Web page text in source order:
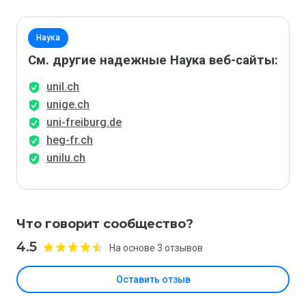
Наука
См. другие надежные Наука веб-сайты:
unil.ch
unige.ch
uni-freiburg.de
heg-fr.ch
unilu.ch
Что говорит сообщество?
4.5 На основе 3 отзывов
Оставить отзыв